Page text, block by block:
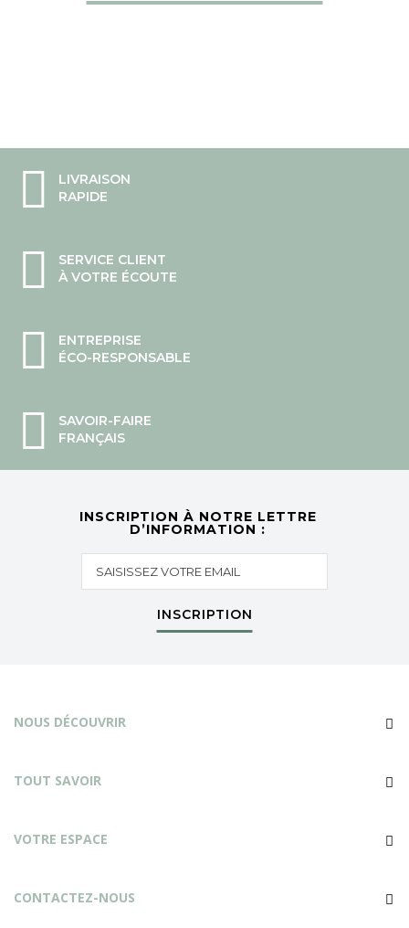
LIVRAISON
RAPIDE
SERVICE CLIENT
À VOTRE ÉCOUTE
ENTREPRISE
ÉCO-RESPONSABLE
SAVOIR-FAIRE
FRANÇAIS
INSCRIPTION À NOTRE LETTRE
D’INFORMATION :
INSCRIPTION
NOUS DÉCOUVRIR
TOUT SAVOIR
VOTRE ESPACE
CONTACTEZ-NOUS